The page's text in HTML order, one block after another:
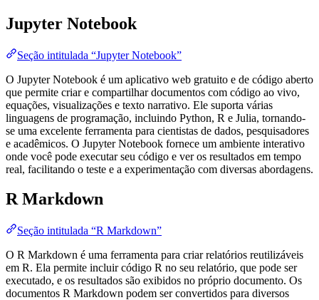
Jupyter Notebook
Seção intitulada “Jupyter Notebook”
O Jupyter Notebook é um aplicativo web gratuito e de código aberto
que permite criar e compartilhar documentos com código ao vivo,
equações, visualizações e texto narrativo. Ele suporta várias
linguagens de programação, incluindo Python, R e Julia, tornando-
se uma excelente ferramenta para cientistas de dados, pesquisadores
e acadêmicos. O Jupyter Notebook fornece um ambiente interativo
onde você pode executar seu código e ver os resultados em tempo
real, facilitando o teste e a experimentação com diversas abordagens.
R Markdown
Seção intitulada “R Markdown”
O R Markdown é uma ferramenta para criar relatórios reutilizáveis
em R. Ela permite incluir código R no seu relatório, que pode ser
executado, e os resultados são exibidos no próprio documento. Os
documentos R Markdown podem ser convertidos para diversos